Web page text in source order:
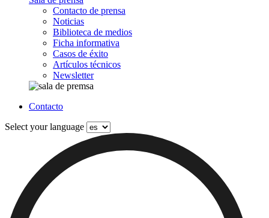
Contacto de prensa
Noticias
Biblioteca de medios
Ficha informativa
Casos de éxito
Artículos técnicos
Newsletter
Contacto
Select your language